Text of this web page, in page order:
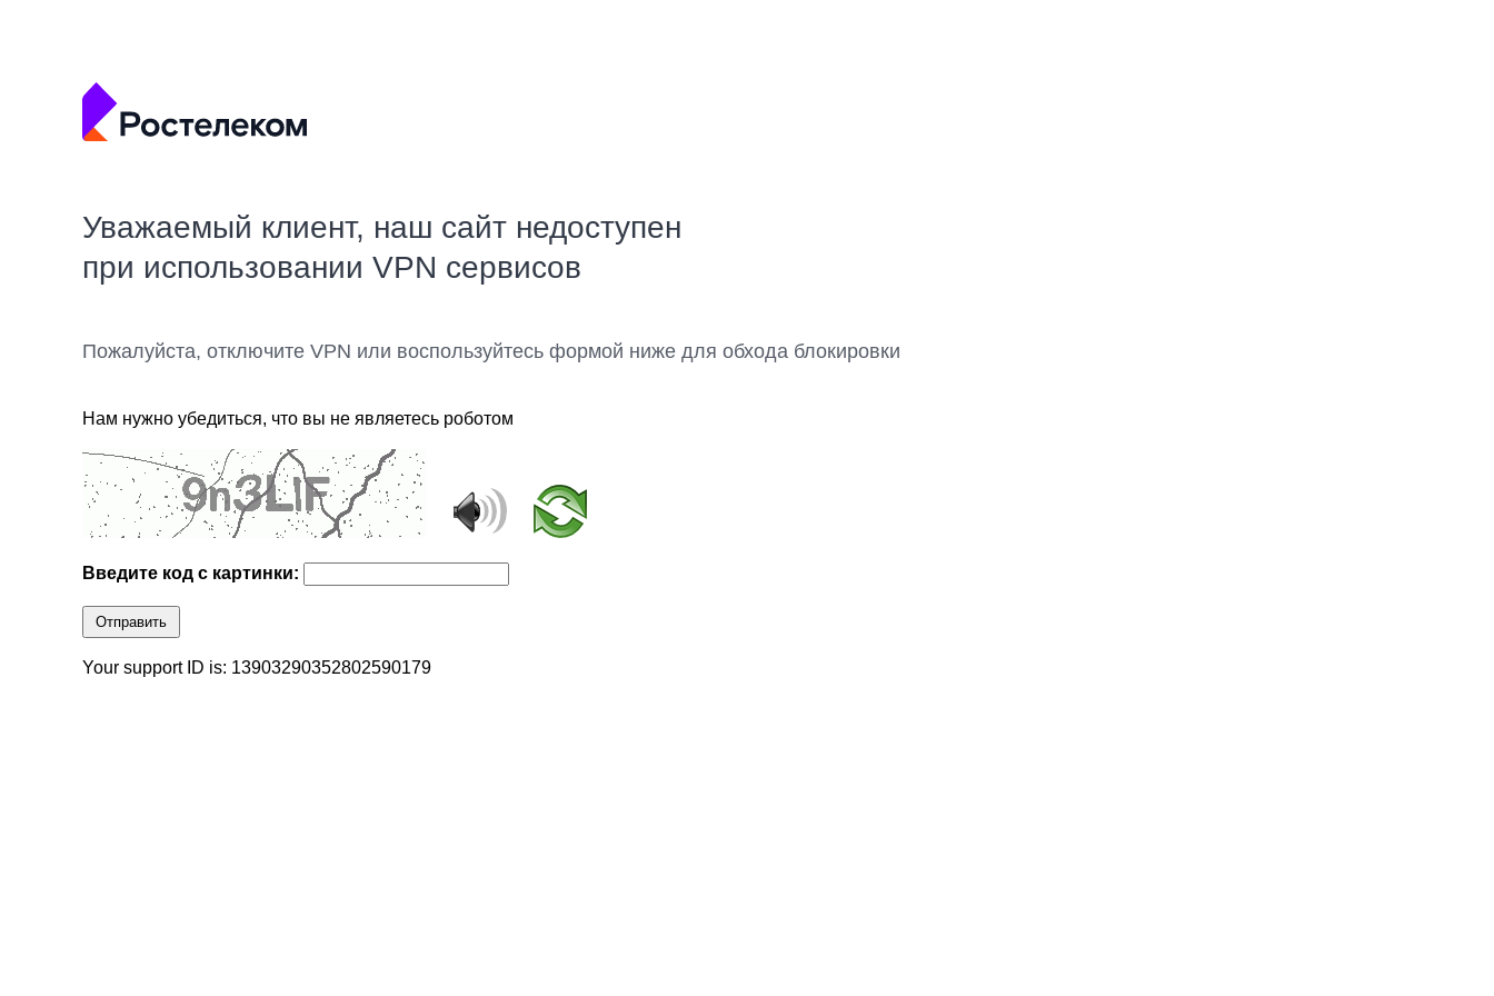
Уважаемый клиент, наш сайт недоступен
при использовании VPN сервисов
Пожалуйста, отключите VPN или воспользуйтесь формой ниже для обхода блокировки
Нам нужно убедиться, что вы не являетесь роботом
Введите код с картинки:
Отправить
Your support ID is: 13903290352802590179